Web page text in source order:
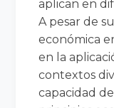
aplican en
A pesar de
económica
en la
contextos
capacidad